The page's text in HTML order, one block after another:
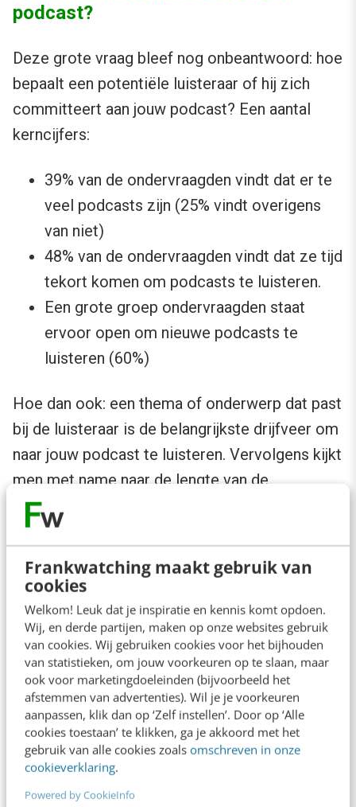
Frankwatching maakt gebruik van
cookies
Welkom! Leuk dat je inspiratie en kennis komt opdoen.
Wij, en derde partijen, maken op onze websites gebruik
van cookies. Wij gebruiken cookies voor het bijhouden
van statistieken, om jouw voorkeuren op te slaan, maar
ook voor marketingdoeleinden (bijvoorbeeld het
afstemmen van advertenties). Wil je je voorkeuren
aanpassen, klik dan op ‘Zelf instellen’. Door op ‘Alle
cookies toestaan’ te klikken, ga je akkoord met het
gebruik van alle cookies zoals omschreven in onze
cookieverklaring.
Powered by CookieInfo
podcast?
Deze grote vraag bleef nog onbeantwoord: hoe
bepaalt een potentiële luisteraar of hij zich
committeert aan jouw podcast? Een aantal
kerncijfers:
39% van de ondervraagden vindt dat er te
veel podcasts zijn (25% vindt overigens
van niet)
48% van de ondervraagden vindt dat ze tijd
tekort komen om podcasts te luisteren.
Een grote groep ondervraagden staat
ervoor open om nieuwe podcasts te
luisteren (60%)
Hoe dan ook: een thema of onderwerp dat past
bij de luisteraar is de belangrijkste drijfveer om
naar jouw podcast te luisteren. Vervolgens kijkt
men met name naar de lengte van de
aflevering. Ook belangrijk zijn de host en zijn of
haar stemgeluid: een kloppende productie.
Redenen die wij vaak horen om een podcast
links te laten liggen: ‘een podcast opgenomen
in een badkamer’ of ‘verschil in audiokwaliteit
en geluidsniveau’. Beiden zijn vermoeiend om
naar te luisteren en redenen om af te haken.